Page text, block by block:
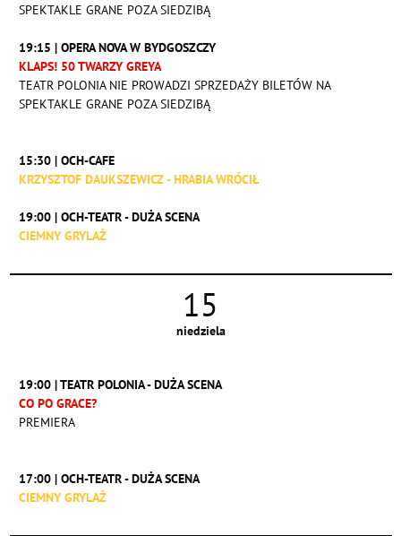
SPEKTAKLE GRANE POZA SIEDZIBĄ
19:15 | OPERA NOVA W BYDGOSZCZY
KLAPS! 50 TWARZY GREYA
TEATR POLONIA NIE PROWADZI SPRZEDAŻY BILETÓW NA
SPEKTAKLE GRANE POZA SIEDZIBĄ
15:30 | OCH-CAFE
KRZYSZTOF DAUKSZEWICZ - HRABIA WRÓCIŁ
19:00 | OCH-TEATR - DUŻA SCENA
CIEMNY GRYLAŻ
15
niedziela
19:00 | TEATR POLONIA - DUŻA SCENA
CO PO GRACE?
PREMIERA
17:00 | OCH-TEATR - DUŻA SCENA
CIEMNY GRYLAŻ